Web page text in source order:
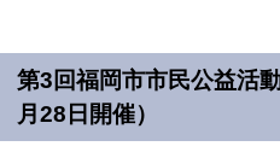
第3回福岡市市民公益活
月28日開催）